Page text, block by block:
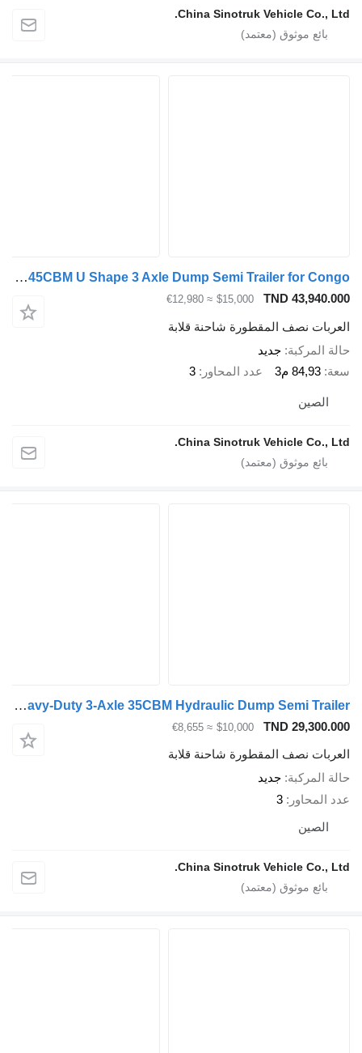
China Sinotruk Vehicle
ZW-Trailer 45CBM U Shape 3 Axle Dump Semi Trailer for Congo
TND
$15,000
≈ €12,980
نصف المقطورة شاحنة قلابة
جديد
84,93 م3
عدد المحاور 3
China Sinotruk Vehicle
ZW-Trailer Heavy-Duty 3-Axle 35CBM Hydraulic Dump Semi Trailer
TND
$10,000
≈ €8,655
نصف المقطورة شاحنة قلابة
جديد
3
China Sinotruk Vehicle